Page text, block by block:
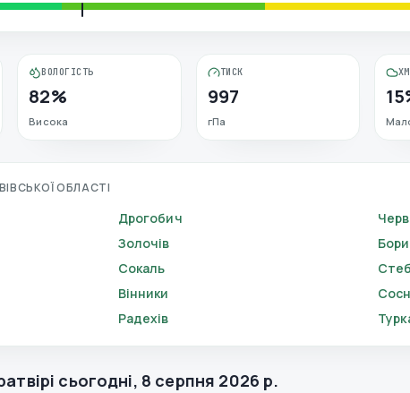
ВОЛОГІСТЬ
82%
Висока
ТИСК
997
гПа
ОБЛАСТІ
Дрогобич
Золочів
Сокаль
Вінники
Радехів
сьогодні, 8 серпня 2026 р.